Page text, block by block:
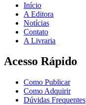
Início
A Editora
Notícias
Contato
A Livraria
Acesso Rápido
Como Publicar
Como Adquirir
Dúvidas Frequentes